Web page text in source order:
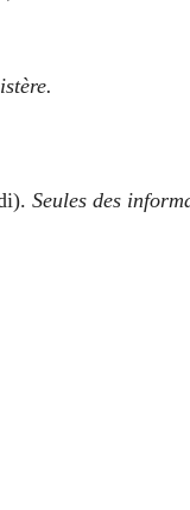
Seules des